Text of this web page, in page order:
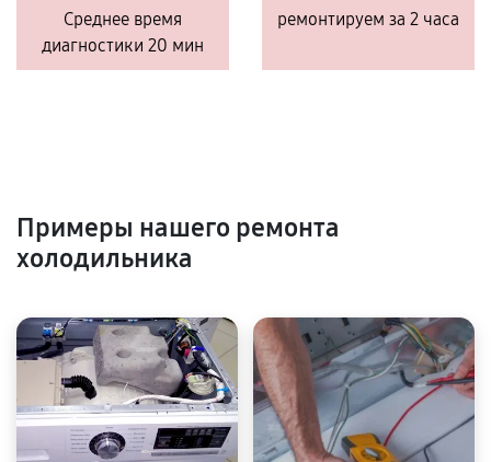
Среднее время
диагностики 20 мин
ремонтируем за 2 часа
Примеры нашего ремонта
холодильника